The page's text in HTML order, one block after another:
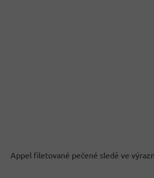
Appel filetované pečené sledě ve